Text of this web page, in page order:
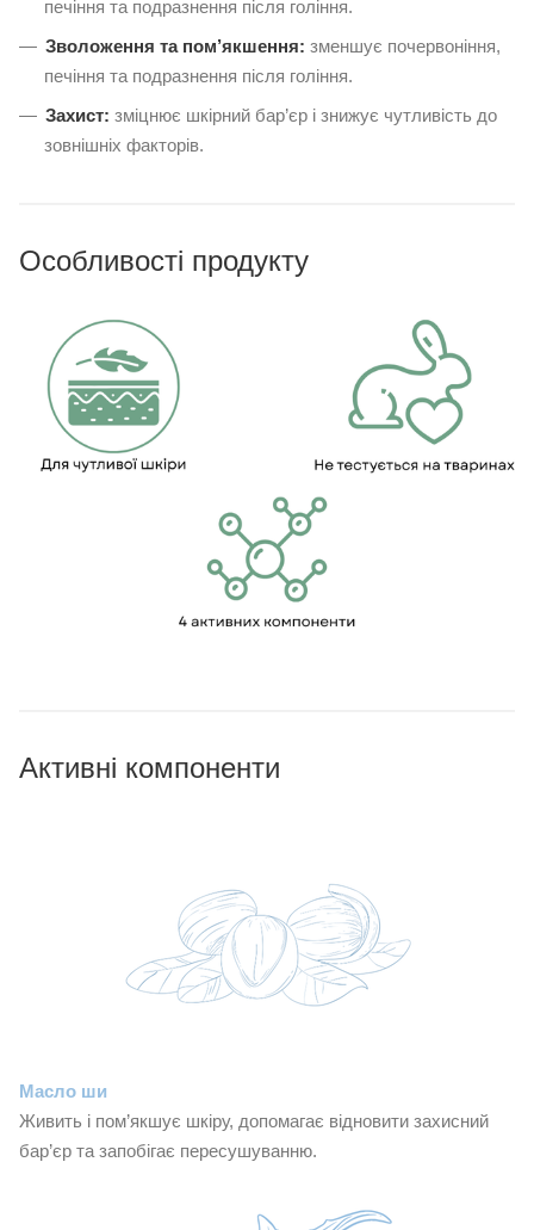
печіння та подразнення після гоління.
Зволоження та пом’якшення: зменшує почервоніння,
печіння та подразнення після гоління.
Захист: зміцнює шкірний бар’єр і знижує чутливість до
зовнішніх факторів.
Особливості продукту
Активні компоненти
Масло ши
Живить і пом’якшує шкіру, допомагає відновити захисний
бар’єр та запобігає пересушуванню.